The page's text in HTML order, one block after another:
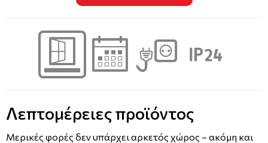
Λεπτομέρειες προϊόντος
Μερικές φορές δεν υπάρχει αρκετός χώρος – ακόμη και